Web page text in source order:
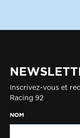
Inscrivez-vous et
Racing 92
NOM